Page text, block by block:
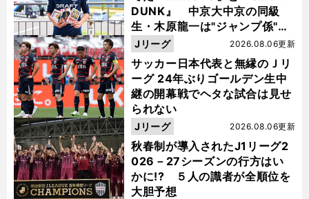
DUNK』 中京大中京の同級
生・木原龍一は"ジャンプ係"だ
った
サッカー日本代表と無縁のＪリ
ーグ 24年ぶりゴールデン生中
継の開幕戦でヘタな試合は見せ
られない
2026.08.06更新
Jリーグ
秋春制が導入されたJ1リーグ2
026－27シーズンの行方はい
かに!? ５人の識者が全順位を
大胆予想
2026.08.06更新
Jリーグ